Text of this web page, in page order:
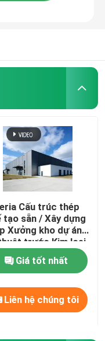
Cấu trúc thép
tạo sẵn / Xây dựng
Xưởng kho dự án
trước Kim loại
nước Cấu trúc
vững tiêu chuẩn
Giá tốt nhất
Liên hệ chúng tôi